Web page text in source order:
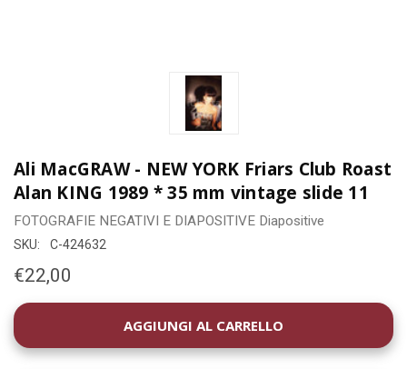
Ali MacGRAW - NEW YORK Friars Club Roast
Alan KING 1989 * 35 mm vintage slide 11
FOTOGRAFIE NEGATIVI E DIAPOSITIVE Diapositive
SKU: C-424632
€22,00
DISPONIBILITÀ
ATTUALE: